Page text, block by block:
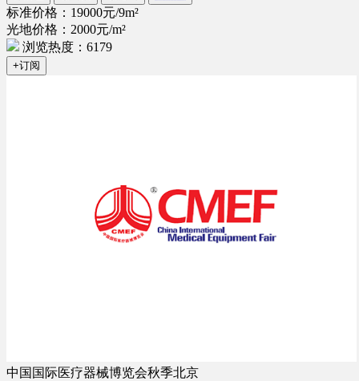
标准价格：19000元/9m²
光地价格：2000元/m²
浏览热度：6179
+订阅
中国国际医疗器械博览会秋季北京